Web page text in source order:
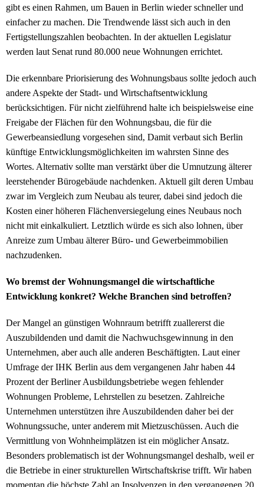
gibt es einen Rahmen, um Bauen in Berlin wieder schneller und
einfacher zu machen. Die Trendwende lässt sich auch in den
Fertigstellungszahlen beobachten. In der aktuellen Legislatur
werden laut Senat rund 80.000 neue Wohnungen errichtet.
Die erkennbare Priorisierung des Wohnungsbaus sollte jedoch auch
andere Aspekte der Stadt- und Wirtschaftsentwicklung
berücksichtigen. Für nicht zielführend halte ich beispielsweise eine
Freigabe der Flächen für den Wohnungsbau, die für die
Gewerbeansiedlung vorgesehen sind, Damit verbaut sich Berlin
künftige Entwicklungsmöglichkeiten im wahrsten Sinne des
Wortes. Alternativ sollte man verstärkt über die Umnutzung älterer
leerstehender Bürogebäude nachdenken. Aktuell gilt deren Umbau
zwar im Vergleich zum Neubau als teurer, dabei sind jedoch die
Kosten einer höheren Flächenversiegelung eines Neubaus noch
nicht mit einkalkuliert. Letztlich würde es sich also lohnen, über
Anreize zum Umbau älterer Büro- und Gewerbeimmobilien
nachzudenken.
Wo bremst der Wohnungsmangel die wirtschaftliche
Entwicklung konkret? Welche Branchen sind betroffen?
Der Mangel an günstigen Wohnraum betrifft zuallererst die
Auszubildenden und damit die Nachwuchsgewinnung in den
Unternehmen, aber auch alle anderen Beschäftigten. Laut einer
Umfrage der IHK Berlin aus dem vergangenen Jahr haben 44
Prozent der Berliner Ausbildungsbetriebe wegen fehlender
Wohnungen Probleme, Lehrstellen zu besetzen. Zahlreiche
Unternehmen unterstützen ihre Auszubildenden daher bei der
Wohnungssuche, unter anderem mit Mietzuschüssen. Auch die
Vermittlung von Wohnheimplätzen ist ein möglicher Ansatz.
Besonders problematisch ist der Wohnungsmangel deshalb, weil er
die Betriebe in einer strukturellen Wirtschaftskrise trifft. Wir haben
momentan die höchste Zahl an Insolvenzen in den vergangenen 20